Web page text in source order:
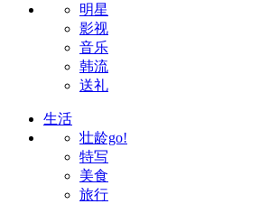
明星
影视
音乐
韩流
送礼
生活
壮龄go!
特写
美食
旅行